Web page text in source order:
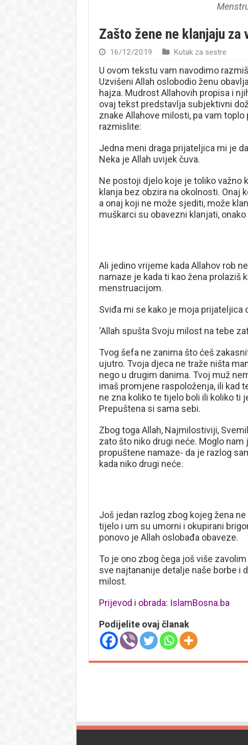
Zašto žene ne klanjaju
16/12/2019 Kutak za sestre
U ovom tekstu vam navodimo
Uzvišeni Allah oslobodio ženu
hajza. Mudrost Allahovih propisa i
ovaj tekst predstavlja subjektivni
znake Allahove milosti, pa vam
razmislite:
Jedna meni draga prijateljica mi je
Neka je Allah uvijek čuva.
Ne postoji djelo koje je toliko važno
klanja bez obzira na okolnosti. Onaj
a onaj koji ne može sjediti, može
muškarci su obavezni klanjati,
Ali jedino vrijeme kada Allahov rob
namaze je kada ti kao žena prolaziš
menstruacijom.
Sviđa mi se kako je moja prijateljica
‘Allah spušta Svoju milost na tebe
Tvog šefa ne zanima što ćeš
ujutro. Tvoja djeca ne traže ništa
nego u drugim danima. Tvoj muž
imaš promjene raspoloženja, ili kad
ne zna koliko te tijelo boli ili koliko ti
Prepuštena si sama sebi.
Zbog toga Allah, Najmilostiviji,
zato što niko drugi neće. Moglo
propuštene namaze- da je razlog
kada niko drugi neće.
Još jedan razlog zbog kojeg žena
tijelo i um su umorni i okupirani
ponovo je Allah oslobađa obaveze.
To je ono zbog čega još više
sve najtananije detalje naše borbe i
milost.
Prijevod i obrada: IslamBosna.ba
Podijelite ovaj članak